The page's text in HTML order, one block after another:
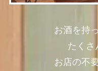
お酒を持
たくさ
お店の不